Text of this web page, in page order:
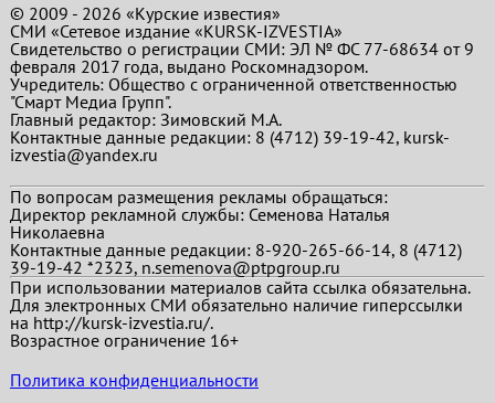
© 2009 - 2026 «Курские известия»
СМИ «Сетевое издание «KURSK-IZVESTIA»
Свидетельство о регистрации СМИ: ЭЛ № ФС 77-68634 от 9
февраля 2017 года, выдано Роскомнадзором.
Учредитель: Общество с ограниченной ответственностью
"Смарт Медиа Групп".
Главный редактор:Зимовский М.А.
Контактные данные редакции: 8 (4712) 39-19-42, kursk-
izvestia@yandex.ru
По вопросам размещения рекламы обращаться:
Директор рекламной службы: Семенова Наталья
Николаевна
Контактные данные редакции: 8-920-265-66-14, 8 (4712)
39-19-42 *2323, n.semenova@ptpgroup.ru
При использовании материалов сайта ссылка обязательна.
Для электронных СМИ обязательно наличие гиперссылки
на http://kursk-izvestia.ru/.
Возрастное ограничение 16+
Политика конфиденциальности